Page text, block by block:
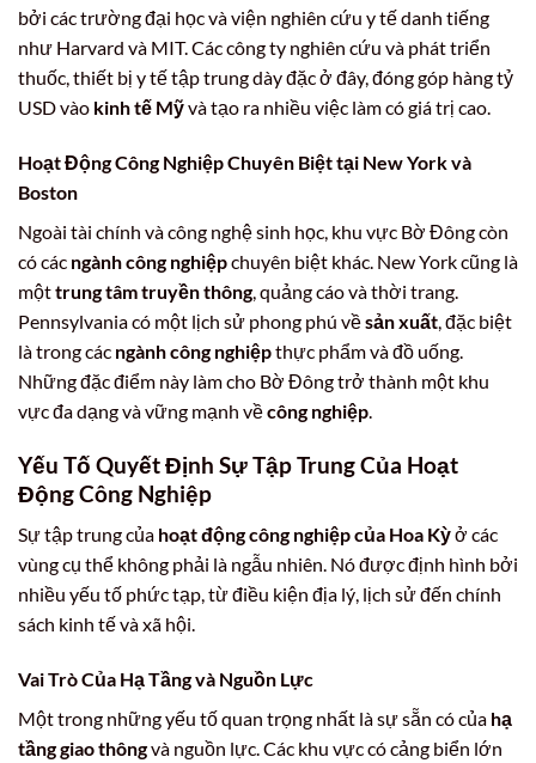
bởi các trường đại học và viện nghiên cứu y tế danh tiếng
như Harvard và MIT. Các công ty nghiên cứu và phát triển
thuốc, thiết bị y tế tập trung dày đặc ở đây, đóng góp hàng tỷ
USD vào kinh tế Mỹvà tạo ra nhiều việc làm có giá trị cao.
Hoạt Động Công NghiệpChuyên Biệt tại New York và
Boston
Ngoài tài chính và công nghệ sinh học, khu vực Bờ Đông còn
có các ngành công nghiệpchuyên biệt khác. New York cũng là
mộttrung tâm truyền thông, quảng cáo và thời trang.
Pennsylvania có một lịch sử phong phú vềsản xuất , đặc biệt
là trong các ngành công nghiệpthực phẩm và đồ uống.
Những đặc điểm này làm cho Bờ Đông trở thành một khu
vực đa dạng và vững mạnh vềcông nghiệp
Yếu Tố Quyết Định Sự Tập Trung Của Hoạt
Động Công Nghiệp
Sự tập trung của hoạt động công nghiệp của Hoa Kỳở các
vùng cụ thể không phải là ngẫu nhiên. Nó được định hình bởi
nhiều yếu tố phức tạp, từ điều kiện địa lý, lịch sử đến chính
sách kinh tế và xã hội.
Vai Trò Của Hạ Tầng và Nguồn Lực
Một trong những yếu tố quan trọng nhất là sự sẵn có của hạ
tầng giao thôngvà nguồn lực. Các khu vực có cảng biển lớn